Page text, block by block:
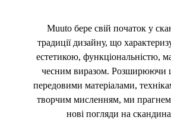
Muuto бере свій початок у
традиції дизайну, що
естетикою, функціональністю,
чесним виразом. Розширюючи
передовими матеріалами,
творчим мисленням, ми
нові погляди на